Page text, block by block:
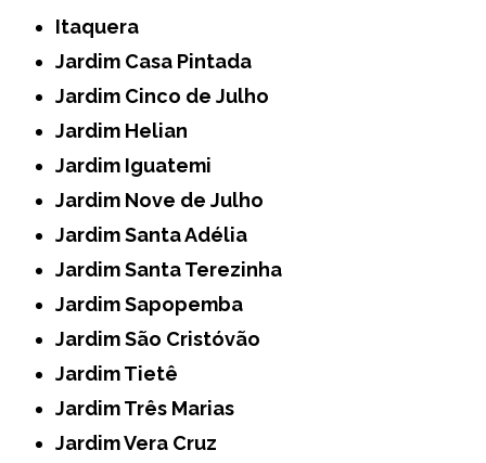
Itaquera
Jardim Casa Pintada
Jardim Cinco de Julho
Jardim Helian
Jardim Iguatemi
Jardim Nove de Julho
Jardim Santa Adélia
Jardim Santa Terezinha
Jardim Sapopemba
Jardim São Cristóvão
Jardim Tietê
Jardim Três Marias
Jardim Vera Cruz